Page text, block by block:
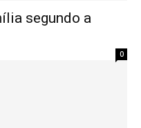
segundo a
0